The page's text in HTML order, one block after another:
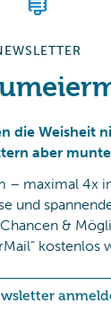
die Weisheit
aber
– maximal 4x
und
&
kostenlos